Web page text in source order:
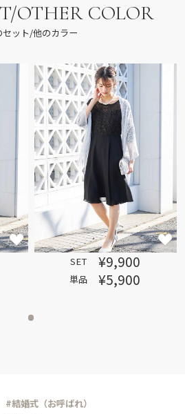
OTHER COLOR
セット/他のカラー
SET ¥9,900
単品 ¥5,900
#結婚式（お呼ばれ）